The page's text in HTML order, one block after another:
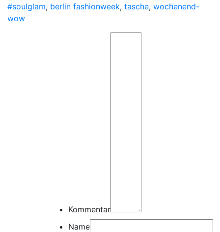
#soulglam, berlin fashionweek, tasche, wochenend-
wow
Kommentar
Name